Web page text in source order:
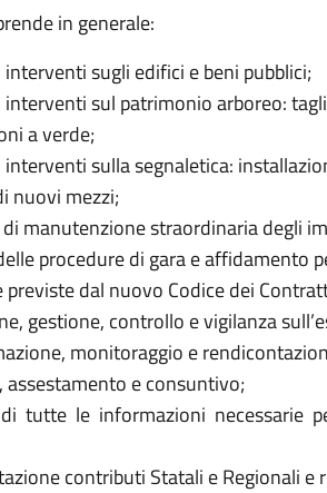
in generale:
interventi sugli edifici e beni pubblici;
interventi sul patrimonio arboreo:
a verde;
interventi sulla segnaletica:
nuovi mezzi;
manutenzione straordinaria degli
procedure di gara e affidamento
previste dal nuovo Codice dei
gestione, controllo e vigilanza
monitoraggio e
assestamento e consuntivo;
tutte le informazioni necessarie
contributi Statali e Regionali e